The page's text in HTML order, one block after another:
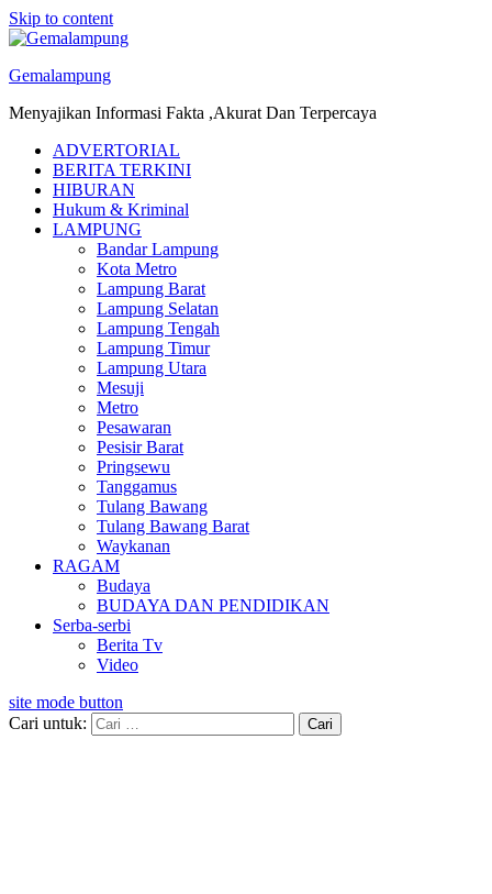
Skip to content
Gemalampung
Menyajikan Informasi Fakta ,Akurat Dan Terpercaya
ADVERTORIAL
BERITA TERKINI
HIBURAN
Hukum & Kriminal
LAMPUNG
Bandar Lampung
Kota Metro
Lampung Barat
Lampung Selatan
Lampung Tengah
Lampung Timur
Lampung Utara
Mesuji
Metro
Pesawaran
Pesisir Barat
Pringsewu
Tanggamus
Tulang Bawang
Tulang Bawang Barat
Waykanan
RAGAM
Budaya
BUDAYA DAN PENDIDIKAN
Serba-serbi
Berita Tv
Video
site mode button
Cari untuk: